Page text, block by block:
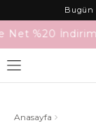
Bugün
Net %20 İndirim!
Anasayfa